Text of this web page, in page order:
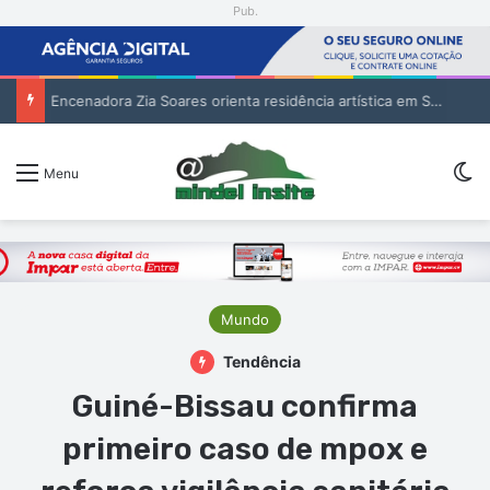
Pub.
Encenadora Zia Soares orienta residência artística em São Vicente
Menu
Mundo
Tendência
Guiné-Bissau confirma
primeiro caso de mpox e